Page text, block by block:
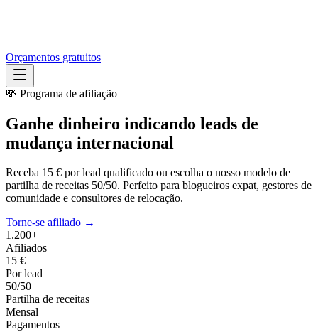
Orçamentos gratuitos
💸 Programa de afiliação
Ganhe dinheiro indicando leads de
mudança internacional
Receba 15 € por lead qualificado ou escolha o nosso modelo de
partilha de receitas 50/50. Perfeito para blogueiros expat, gestores de
comunidade e consultores de relocação.
Torne-se afiliado →
1.200+
Afiliados
15 €
Por lead
50/50
Partilha de receitas
Mensal
Pagamentos